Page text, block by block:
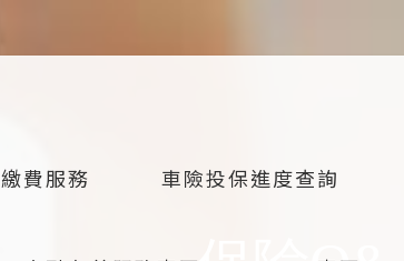
繳費服務 車險投保進度查詢